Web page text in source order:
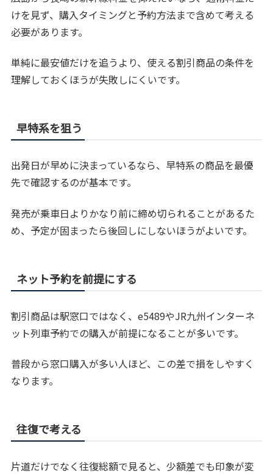
けを見ず、購入タイミングと予約方法まで含めて考える
必要があります。
単純に最安値だけを追うより、使える割引商品の条件を
理解しておくほうが失敗しにくいです。
早特系を狙う
出発日が早めに決まっているなら、早特系の商品を最優
先で確認するのが基本です。
発売が乗車日よりかなり前に締め切られることがあるた
め、予定が固まったら後回しにしないほうがよいです。
ネット予約を前提にする
割引商品は駅窓口ではなく、e5489やJR九州インターネ
ット列車予約での購入が前提になることが多いです。
普段から窓口購入が多い人ほど、この差で損をしやすく
なります。
往復で考える
片道だけでなく往復総額で見ると、少額差でも印象が変